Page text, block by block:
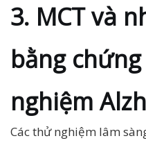
3. MCT và
bằng
nghiệm
Các thử nghiệm lâm